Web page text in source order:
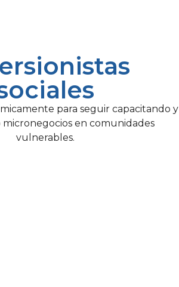
para seguir capacitando y
en comunidades
vulnerables.